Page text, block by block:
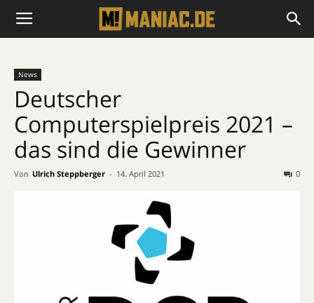
News
Deutscher
Computerspielpreis 2021 –
das sind die Gewinner
Von Ulrich Steppberger - 14. April 2021 0